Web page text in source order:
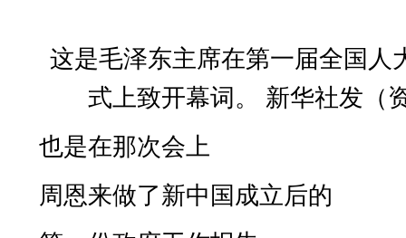
这是毛泽东主席在第一届全国人
式上致开幕词。 新华社发（
也是在那次会上
周恩来做了新中国成立后的